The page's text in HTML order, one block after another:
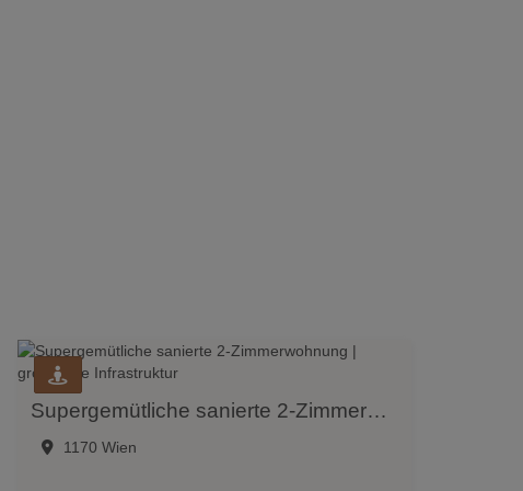
Supergemütliche sanierte 2-Zimmerwohnung | großartige Infrastruktur
1170 Wien